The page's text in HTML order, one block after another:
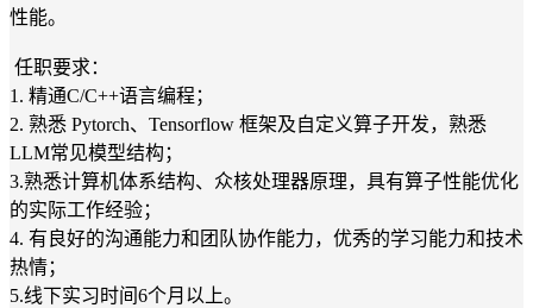
性能。
任职要求：
1. 精通C/C++语言编程；
2. 熟悉 Pytorch、Tensorflow 框架及自定义算子开发，熟悉
LLM常见模型结构；
3.熟悉计算机体系结构、众核处理器原理，具有算子性能优化
的实际工作经验；
4. 有良好的沟通能力和团队协作能力，优秀的学习能力和技术
热情；
5.线下实习时间6个月以上。